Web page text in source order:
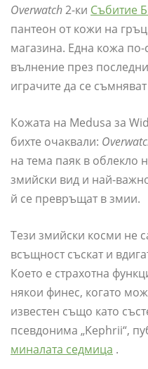
Overwatch2-ки Събитие
пантеон от кожи на
магазина. Една кожа
вълнение през
играчите да се
Кожата на Medusa за
бихте очаквали:
на тема паяк в облекло
змийски вид и най-
й се превръщат в змии.
Тези змийски косми не
всъщност съскат и
Което е страхотна
някои финес, когато
известен също като
псевдонима „Kephrii“,
миналата седмица .